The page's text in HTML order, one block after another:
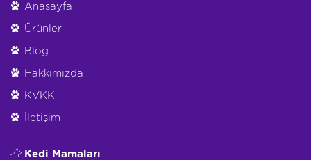
Anasayfa
Ürünler
Blog
Hakkımızda
KVKK
İletişim
Kedi Mamaları